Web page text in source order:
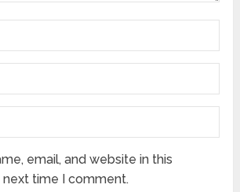
email, and website in this
time I comment.